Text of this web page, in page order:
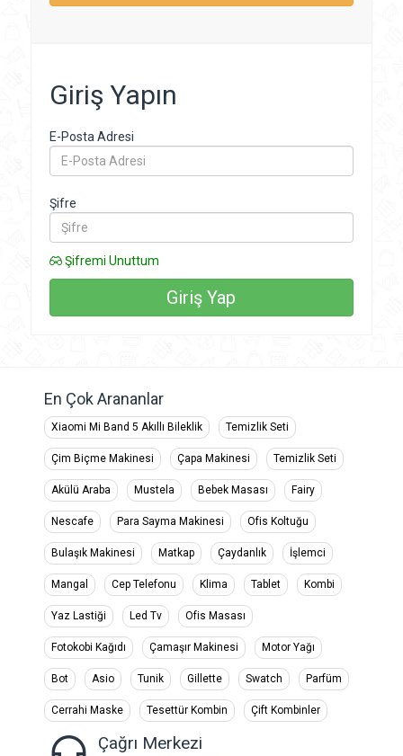
Giriş Yapın
E-Posta Adresi
Şifre
Şifremi Unuttum
Giriş Yap
En Çok Arananlar
Xiaomi Mi Band 5 Akıllı Bileklik Temizlik Seti
Çim Biçme Makinesi Çapa Makinesi Temizlik Seti
Akülü Araba Mustela Bebek Masası Fairy
Nescafe Para Sayma Makinesi Ofis Koltuğu
Bulaşık Makinesi Matkap Çaydanlık İşlemci
Mangal Cep Telefonu Klima Tablet Kombi
Yaz Lastiği Led Tv Ofis Masası
Fotokobi Kağıdı Çamaşır Makinesi Motor Yağı
Bot Asio Tunik Gillette Swatch Parfüm
Cerrahi Maske Tesettür Kombin Çift Kombinler
Çağrı Merkezi